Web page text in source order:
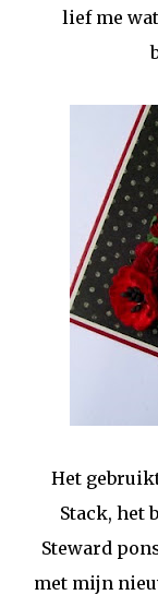
lief me
Het
Stack, het
Steward
met mijn